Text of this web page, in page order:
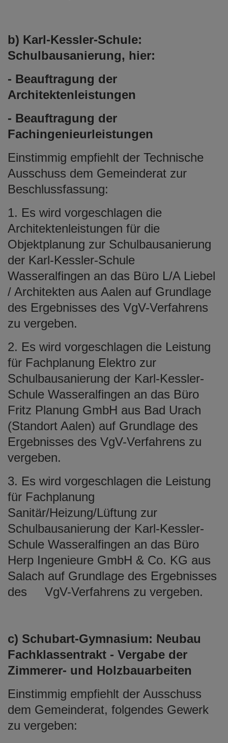
b) Karl-Kessler-Schule:
Schulbausanierung, hier:
- Beauftragung der
Architektenleistungen
- Beauftragung der
Fachingenieurleistungen
Einstimmig empfiehlt der Technische
Ausschuss dem Gemeinderat zur
Beschlussfassung:
1. Es wird vorgeschlagen die
Architektenleistungen für die
Objektplanung zur Schulbausanierung
der Karl-Kessler-Schule
Wasseralfingen an das Büro L/A Liebel
/ Architekten aus Aalen auf Grundlage
des Ergebnisses des VgV-Verfahrens
zu vergeben.
2. Es wird vorgeschlagen die Leistung
für Fachplanung Elektro zur
Schulbausanierung der Karl-Kessler-
Schule Wasseralfingen an das Büro
Fritz Planung GmbH aus Bad Urach
(Standort Aalen) auf Grundlage des
Ergebnisses des VgV-Verfahrens zu
vergeben.
3. Es wird vorgeschlagen die Leistung
für Fachplanung
Sanitär/Heizung/Lüftung zur
Schulbausanierung der Karl-Kessler-
Schule Wasseralfingen an das Büro
Herp Ingenieure GmbH & Co. KG aus
Salach auf Grundlage des Ergebnisses
des VgV-Verfahrens zu vergeben.
c) Schubart-Gymnasium: Neubau
Fachklassentrakt - Vergabe der
Zimmerer- und Holzbauarbeiten
Einstimmig empfiehlt der Ausschuss
dem Gemeinderat, folgendes Gewerk
zu vergeben: